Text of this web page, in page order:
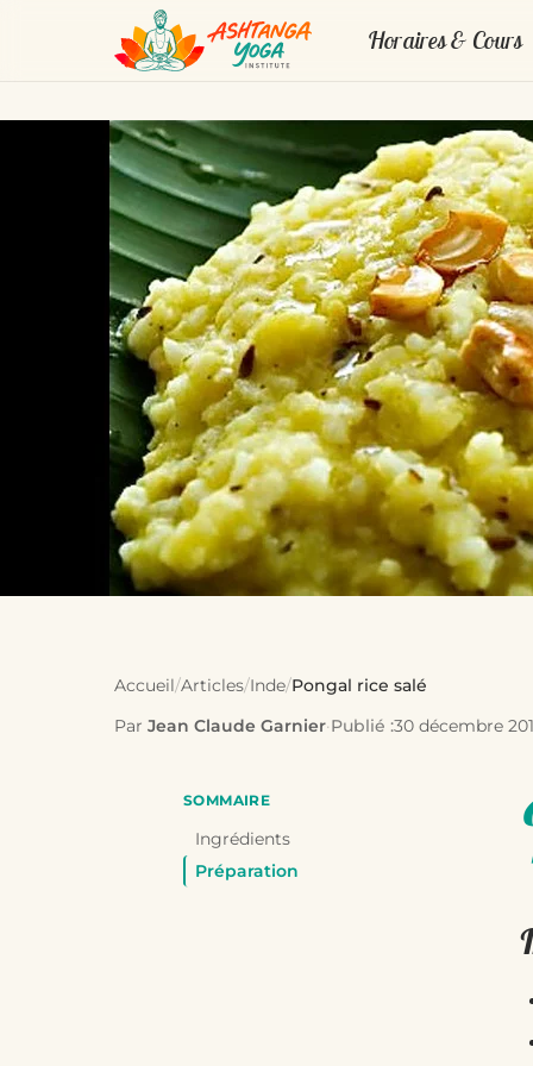
Horaires & Cours
Accueil/Articles/Inde/Pongal rice salé
Par Jean Claude Garnier·Publié :30 décembre
SOMMAIRE
Ingrédients
Préparation